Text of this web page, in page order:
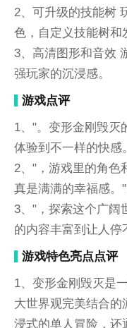
2、可升级的技能树
色，自定义技能树和
3、高清图形和音效
强玩家的沉浸感。
游戏点评
1、"。变形金刚毁灭
体验到不一样的快感
2、"，游戏里的角色
真是满满的幸福感。"
3、"，探索这个广阔
的内容丰富到让人停
游戏特色亮点点评
1、变形金刚毁灭是
大世界观完美结合
浸式的单人冒险，还